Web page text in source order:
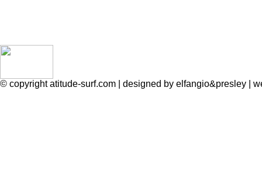
© copyright atitude-surf.com | designed by elfangio&presley |